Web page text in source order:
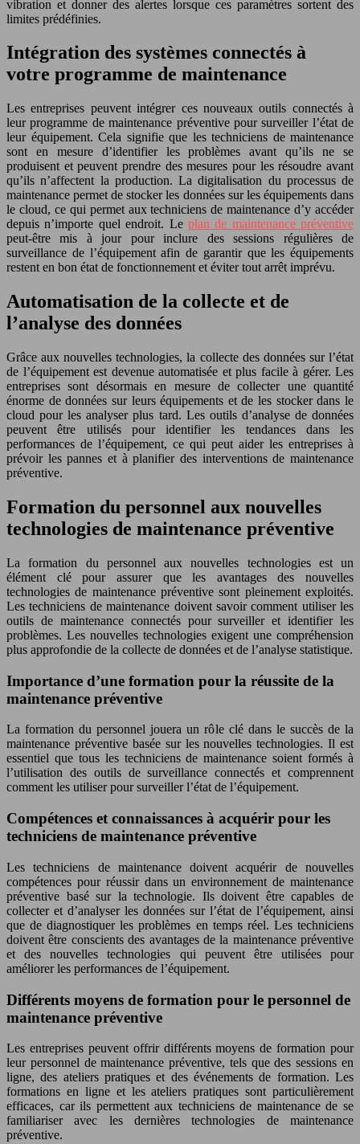
vibration et donner des alertes lorsque ces paramètres sortent des
limites prédéfinies.
Intégration des systèmes connectés à
votre programme de maintenance
Les entreprises peuvent intégrer ces nouveaux outils connectés à
leur programme de maintenance préventive pour surveiller l’état de
leur équipement. Cela signifie que les techniciens de maintenance
sont en mesure d’identifier les problèmes avant qu’ils ne se
produisent et peuvent prendre des mesures pour les résoudre avant
qu’ils n’affectent la production. La digitalisation du processus de
maintenance permet de stocker les données sur les équipements dans
le cloud, ce qui permet aux techniciens de maintenance d’y accéder
depuis n’importe quel endroit. Le plan de maintenance préventive
peut-être mis à jour pour inclure des sessions régulières de
surveillance de l’équipement afin de garantir que les équipements
restent en bon état de fonctionnement et éviter tout arrêt imprévu.
Automatisation de la collecte et de
l’analyse des données
Grâce aux nouvelles technologies, la collecte des données sur l’état
de l’équipement est devenue automatisée et plus facile à gérer. Les
entreprises sont désormais en mesure de collecter une quantité
énorme de données sur leurs équipements et de les stocker dans le
cloud pour les analyser plus tard. Les outils d’analyse de données
peuvent être utilisés pour identifier les tendances dans les
performances de l’équipement, ce qui peut aider les entreprises à
prévoir les pannes et à planifier des interventions de maintenance
préventive.
Formation du personnel aux nouvelles
technologies de maintenance préventive
La formation du personnel aux nouvelles technologies est un
élément clé pour assurer que les avantages des nouvelles
technologies de maintenance préventive sont pleinement exploités.
Les techniciens de maintenance doivent savoir comment utiliser les
outils de maintenance connectés pour surveiller et identifier les
problèmes. Les nouvelles technologies exigent une compréhension
plus approfondie de la collecte de données et de l’analyse statistique.
Importance d’une formation pour la réussite de la
maintenance préventive
La formation du personnel jouera un rôle clé dans le succès de la
maintenance préventive basée sur les nouvelles technologies. Il est
essentiel que tous les techniciens de maintenance soient formés à
l’utilisation des outils de surveillance connectés et comprennent
comment les utiliser pour surveiller l’état de l’équipement.
Compétences et connaissances à acquérir pour les
techniciens de maintenance préventive
Les techniciens de maintenance doivent acquérir de nouvelles
compétences pour réussir dans un environnement de maintenance
préventive basé sur la technologie. Ils doivent être capables de
collecter et d’analyser les données sur l’état de l’équipement, ainsi
que de diagnostiquer les problèmes en temps réel. Les techniciens
doivent être conscients des avantages de la maintenance préventive
et des nouvelles technologies qui peuvent être utilisées pour
améliorer les performances de l’équipement.
Différents moyens de formation pour le personnel de
maintenance préventive
Les entreprises peuvent offrir différents moyens de formation pour
leur personnel de maintenance préventive, tels que des sessions en
ligne, des ateliers pratiques et des événements de formation. Les
formations en ligne et les ateliers pratiques sont particulièrement
efficaces, car ils permettent aux techniciens de maintenance de se
familiariser avec les dernières technologies de maintenance
préventive.